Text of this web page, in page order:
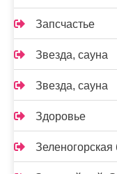
Запсчастье
Звезда, сауна
Звезда, сауна
Здоровье
Зеленогорская